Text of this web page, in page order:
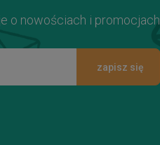
o nowościach i promocjach
zapisz się